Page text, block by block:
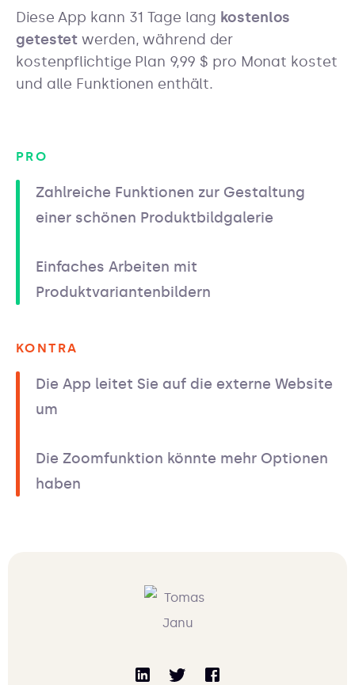
Diese App kann 31 Tage lang kostenlos
getestet werden, während der
kostenpflichtige Plan 9,99 $ pro Monat kostet
und alle Funktionen enthält.
PRO
Zahlreiche Funktionen zur Gestaltung
einer schönen Produktbildgalerie
Einfaches Arbeiten mit
Produktvariantenbildern
KONTRA
Die App leitet Sie auf die externe Website
um
Die Zoomfunktion könnte mehr Optionen
haben